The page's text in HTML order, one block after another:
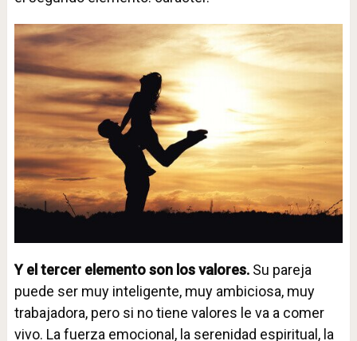
Y el tercer elemento son los valores.Su pareja
puede ser muy inteligente, muy ambiciosa, muy
trabajadora, pero si no tiene valores le va a comer
vivo. La fuerza emocional, la serenidad espiritual, la